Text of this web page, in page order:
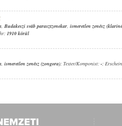
, Budakeszi sváb parasztzenekar, ismeretlen zenész
1910 körül
, ismeretlen zenész (zongora); Texter/Komponist: -;